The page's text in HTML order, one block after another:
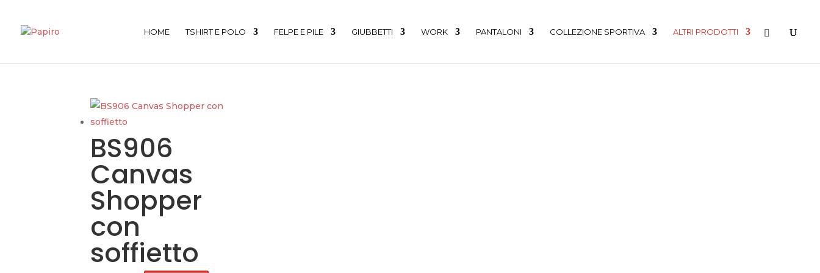
HOME TSHIRT E POLO FELPE E PILE GIUBBETTI WORK PANTALONI COLLEZIONE SPORTIVA ALTRI PRODOTTI
BS906
Canvas
Shopper
con
soffietto